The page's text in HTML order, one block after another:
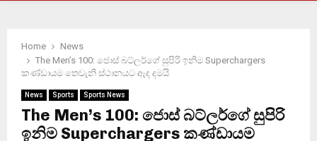
Home
News
The Men’s 100: ජොස් බට්ලර්ගේ සුපිරි ඉනිම Superchargers
කණ්ඩායම තෙවැනි ස්ථානයට ඇද දමයි
News Sports Sports News
The Men’s 100: ජොස් බට්ලර්ගේ සුපිරි
ඉනිම Superchargers කණ්ඩායම